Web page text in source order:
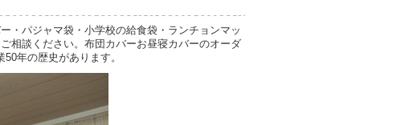
・パジャマ袋・小学校の給食袋・ランチョンマッ
相談ください。布団カバーお昼寝カバーのオーダ
年の歴史があります。